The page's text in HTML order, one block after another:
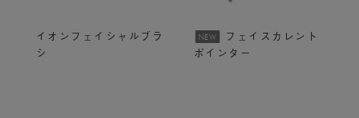
イオンフェイシャルブラ
シ
NEW
フェイスカレント
ポインター